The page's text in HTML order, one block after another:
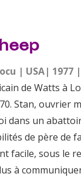
| USA| 1977
de Watts à
Stan, ouvrier
dans un
de père de
facile, sous le
à